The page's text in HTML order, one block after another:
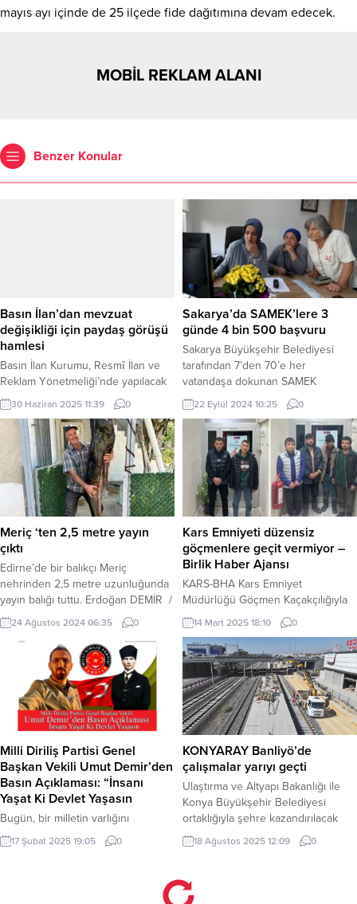
mayıs ayı içinde de 25 ilçede fide dağıtımına devam edecek.
MOBİL REKLAM ALANI
Benzer Konular
Basın İlan’dan mevzuat
değişikliği için paydaş görüşü
hamlesi
Basın İlan Kurumu, Resmî İlan ve
Reklam Yönetmeliği’nde yapılacak
değişiklikler için çevrimiçi formla
paydaş görüşlerini toplayacak;
Genel Müdür Cavit Erkılınç,
“Dinlemediğimiz kimse kalmayacak”
dedi. İSTANBUL (İGFA) – Basın İlan
Kurumu (BİK), Resmî İlan ve Reklam
Yönetmeliği’nde yapılacak mevzuat
değişikliği hazırlıkları kapsamında,
sektör paydaşlarının görüş ve
önerilerini almak için yeni bir...
30 Haziran 2025 11:39 0
Sakarya’da SAMEK’lere 3
günde 4 bin 500 başvuru
Sakarya Büyükşehir Belediyesi
tarafından 7’den 70’e her
vatandaşa dokunan SAMEK
kurslarıyeni dönem kayıtları başladı.
Kayıtların ilk üç gününde
SAMEK’lere4 bin 500 kişi başvuru
yaptı. SAKARYA (İGFA) – Sakarya
Büyükşehir Belediyesi Kültür ve
Sosyal İşler Dairesi Başkanlığı
himayesinde 7’den 70’e her
vatandaşa dokunan SAMEK
kurslarında kayıt süreci başladı.
Kayıtların başlaması ile...
22 Eylül 2024 10:25 0
Meriç ‘ten 2,5 metre yayın
çıktı
Edirne’de bir balıkçı Meriç
nehrinden 2,5 metre uzunluğunda
yayın balığı tuttu. Erdoğan DEMİR /
EDİRNE (İGFA) – Meriç ilçesine
bağlı Hasırcıarnavut
Köyünden Sabri Yılmaz isimli
vatandaş Meriç nehrinden tuttuğu
dev yayın balığı görenleri şaşırttı.
Yaklaşık 2,5 metre boyunda 76 kg
ağırlığında olan yayın balığını zorlu
bir uğraş sonucu kıyıya çıkarmayı
başaran Balıkçı Sabri Yılmaz‘ın...
24 Ağustos 2024 06:35 0
Kars Emniyeti düzensiz
göçmenlere geçit vermiyor –
Birlik Haber Ajansı
KARS-BHA Kars Emniyet
Müdürlüğü Göçmen Kaçakçılığıyla
Mücadele ve Hudut Kapıları Şube
Müdürlüğünce il genelinde
düzensiz göçmenlere yönelik
çalışmalar aralıksız sürüyor.
Üzerlerinde sahte pasaport
bulunan ve herhangi bir kimlik
belgesi bulunmayan toplam 6
Afganistan uyruklu düzensiz
göçmen yakalandı. Şahıslar sınırdışı
edilmek üzere göçmen geri
gönderme merkezine teslim edildi.
Kars’ta arama köpeği...
14 Mart 2025 18:10 0
Milli Diriliş Partisi Genel
Başkan Vekili Umut Demir’den
Basın Açıklaması: “İnsanı
Yaşat Ki Devlet Yaşasın
Bugün, bir milletin varlığını
sürdürebilmesinin en temel şartı
olan insanı merkeze alan bir
istiyorum. Bu anlayış, sadece bizim
17 Şubat 2025 19:05 0
KONYARAY Banliyö’de
çalışmalar yarıyı geçti
Ulaştırma ve Altyapı Bakanlığı ile
Konya Büyükşehir Belediyesi
ortaklığıyla şehre kazandırılacak
KONYARAY Banliyö Hattı’nda
çalışmalar yoğun şekilde sürüyor.
Belediye Başkanı Uğur İbrahim
Altay, bir şehrin kalkınmasındaki en
18 Ağustos 2025 12:09 0